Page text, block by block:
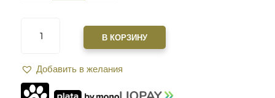
ТОВАРА
САУНДМОДЕРАТОР
TITAN
BRAKE
КАЛ.
В КОРЗИНУ
Добавить в желания